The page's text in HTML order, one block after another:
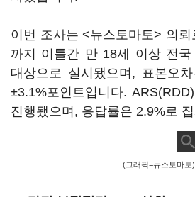
이번 조사는 <뉴스토마토> 의
까지 이틀간 만 18세 이상 전
대상으로 실시됐으며, 표본오
±3.1%포인트입니다.
진행됐으며, 응답률은 2.9%로
(그래픽=뉴스토마토)